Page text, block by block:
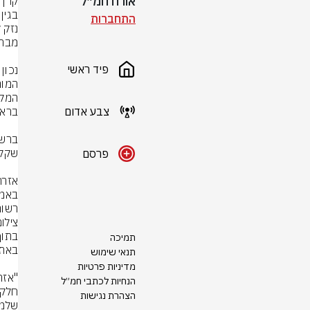
התחברות
פיד ראשי
צבע אדום
פרסם
תמיכה
תנאי שימוש
מדיניות פרטיות
הנחיות לכתבי חמ״ל
הצהרת נגישות